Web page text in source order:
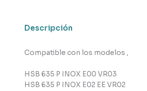
Descripción
Compatible con los modelos ,
HSB 635 P INOX E00 VR03
HSB 635 P INOX E02 EE VR02